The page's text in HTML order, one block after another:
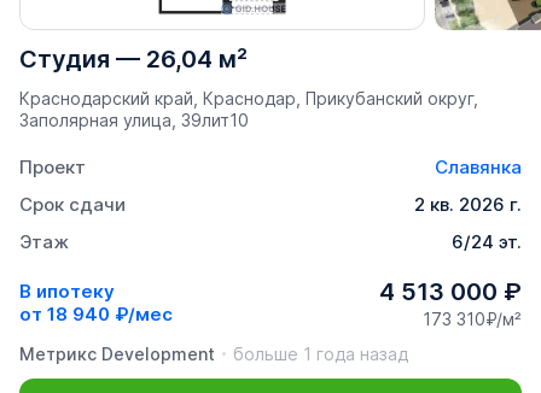
Студия — 26,04 м²
Краснодарский край, Краснодар, Прикубанский округ,
Заполярная улица, 39лит10
Проект
Славянка
Срок сдачи
2 кв. 2026 г.
Этаж
6/24 эт.
В ипотеку
от 18 940 ₽/мес
4 513 000 ₽
173 310₽/м²
Метрикс Development
больше 1 года назад